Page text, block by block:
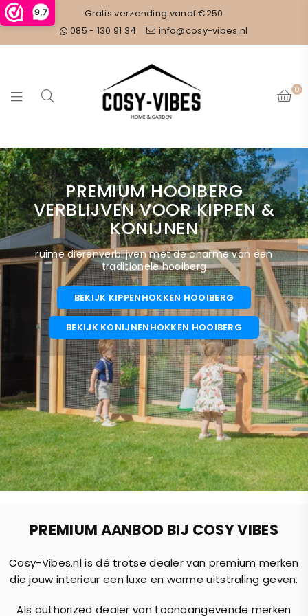
9,7
Gratis verzending vanaf €250
085 - 130 91 34
info@cosy-vibes.nl
C
O
S
Y
V
I
B
E
S
0
cortenstaal of aluminium
KAMADO ALUMINIUM
BUITENKEUKEN
bestel nu in jouw favoriete RAL-kleur
BEKIJK COLLECTIE
PREMIUM AANBOD BIJ COSY VIBES
Cosy-Vibes.nl is dé trotse dealer van premium merken
die jouw interieur een luxe en warme uitstraling geven.
Als authorized dealer van toonaangevende merken